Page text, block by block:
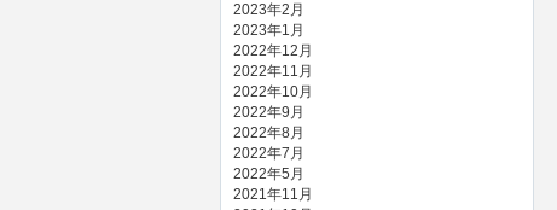
2023年2月
2023年1月
2022年12月
2022年11月
2022年10月
2022年9月
2022年8月
2022年7月
2022年5月
2021年11月